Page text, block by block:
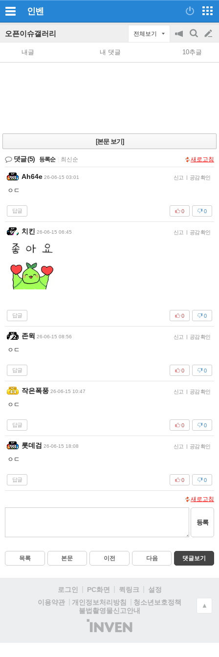
인벤
오픈이슈갤러리 전체보기
공
지
on/off
검
색
글
쓰
내글 내 댓글 10추글
[본문 보기]
댓글(5) 등록순 최신순 새로고침
Ah64e 26-06-15 03:01 신고 | 공감 확인
ㅇㄷ
답글 0
0
치킨 26-06-15 06:45 신고 | 공감 확인
답글 0
0
존윅 26-06-15 08:56 신고 | 공감 확인
ㅇㄷ
답글 0
0
작은폭풍 26-06-15 10:47 신고 | 공감 확인
ㅇㄷ
답글 0
0
롯데검 26-06-15 18:08 신고 | 공감 확인
ㅇㄷ
답글 0
0
새로고침
등록
목록 본문 이전 다음 댓글보기
로그인 PC화면 퀵링크
설정
이용약관
개인정보처리방침
청소년보호정책
불법촬영물신고안내
(주)
인
▲